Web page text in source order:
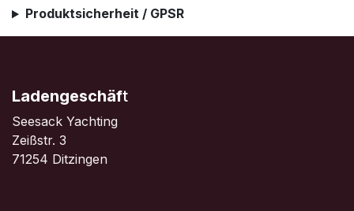
Produktsicherheit / GPSR
Ladengeschäft
Seesack Yachting
Zeißstr. 3
71254 Ditzingen